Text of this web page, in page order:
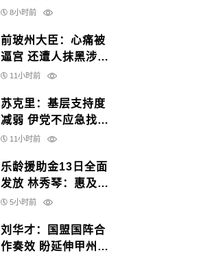
态谈
8小时前
前玻州大臣：心痛被
逼宫 还遭人抹黑涉通
奸11小时前
苏克里：基层支持度
减弱 伊党不应急找
“替罪羊”
11小时前
乐龄援助金13日全面
发放 林秀琴：惠及逾
1万人
5小时前
刘华才：国盟国阵合
作奏效 盼延伸甲州选